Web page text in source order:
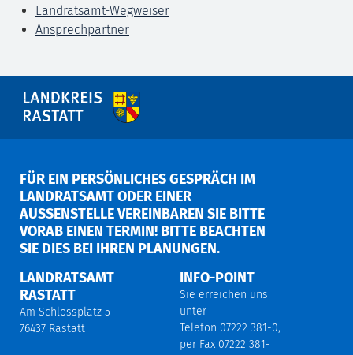
Landratsamt-Wegweiser
Ansprechpartner
FÜR EIN PERSÖNLICHES GESPRÄCH IM
LANDRATSAMT ODER EINER
AUSSENSTELLE VEREINBAREN SIE BITTE V
ORAB EINEN TERMIN! BITTE BEACHTEN S
IE DIES BEI IHREN PLANUNGEN.
LANDRATSAMT
RASTATT
Am Schlossplatz 5
76437 Rastatt
INFO-POINT
Sie erreichen uns
unter
Telefon 07222 381-0,
per Fax 07222 381-